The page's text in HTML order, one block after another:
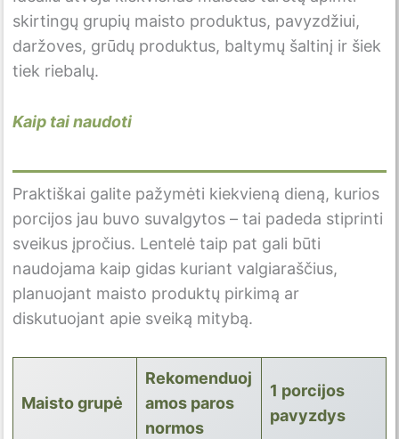
skirtingų grupių maisto produktus, pavyzdžiui,
daržoves, grūdų produktus, baltymų šaltinį ir šiek
tiek riebalų.
Kaip tai naudoti
Praktiškai galite pažymėti kiekvieną dieną, kurios
porcijos jau buvo suvalgytos – tai padeda stiprinti
sveikus įpročius. Lentelė taip pat gali būti
naudojama kaip gidas kuriant valgiaraščius,
planuojant maisto produktų pirkimą ar
diskutuojant apie sveiką mitybą.
Maisto grupė
Rekomenduoj
amos paros
normos
1 porcijos
pavyzdys